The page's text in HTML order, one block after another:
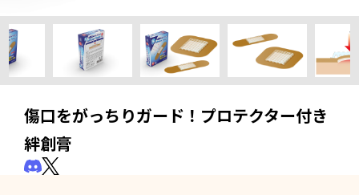
傷口をがっちりガード！プロテクター付き
絆創膏